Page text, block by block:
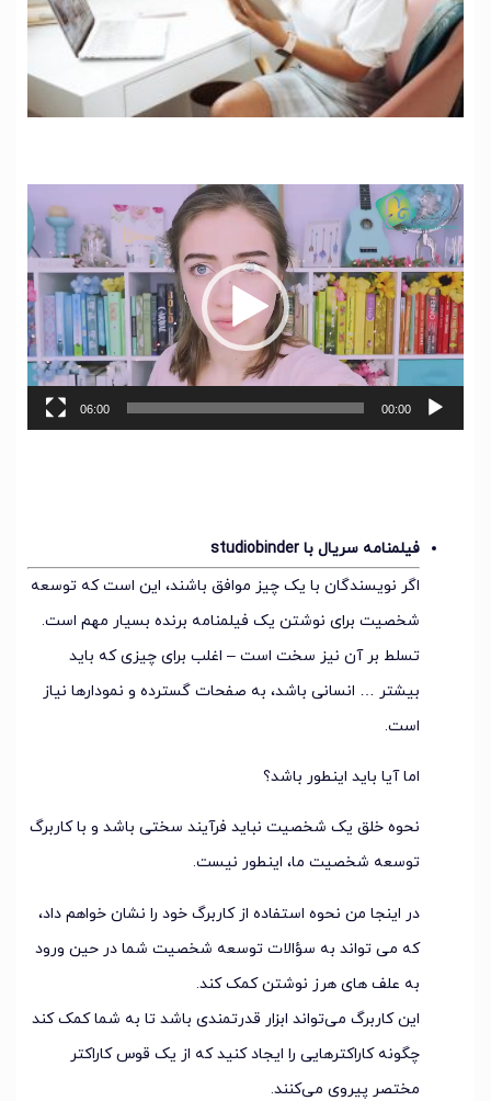
نمایشگر
ویدیو
00:00
06:00
فیلمنامه سریال با studiobinder
اگر نویسندگان با یک چیز موافق باشند، این است که توسعه
شخصیت برای نوشتن یک فیلمنامه برنده بسیار مهم است.
تسلط بر آن نیز سخت است – اغلب برای چیزی که باید
بیشتر … انسانی باشد، به صفحات گسترده و نمودارها نیاز
است.
اما آیا باید اینطور باشد؟
نحوه خلق یک شخصیت نباید فرآیند سختی باشد و با کاربرگ
توسعه شخصیت ما، اینطور نیست.
در اینجا من نحوه استفاده از کاربرگ خود را نشان خواهم داد،
که می تواند به سؤالات توسعه شخصیت شما در حین ورود
به علف های هرز نوشتن کمک کند.
این کاربرگ می‌تواند ابزار قدرتمندی باشد تا به شما کمک کند
چگونه کاراکترهایی را ایجاد کنید که از یک قوس کاراکتر
مختصر پیروی می‌کنند.